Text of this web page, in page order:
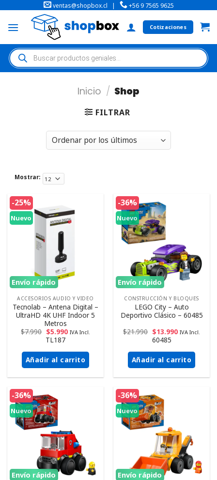
ventas@shopbox.cl | +56 9 7565 9625
Cotizaciones
Inicio / Shop
FILTRAR
Mostrar:
-25%
Nuevo
Envío rápido
ACCESORIOS AUDIO Y VIDEO
Tecnolab – Antena Digital –
UltraHD 4K UHF Indoor 5
Metros
$7.990 $5.990 IVA Incl.
TL187
Añadir al carrito
-36%
Nuevo
Envío rápido
CONSTRUCCIÓN Y BLOQUES
LEGO City – Auto
Deportivo Clásico – 60485
$21.990 $13.990 IVA Incl.
60485
Añadir al carrito
-36%
Nuevo
Envío rápido
-36%
Nuevo
Envío rápido